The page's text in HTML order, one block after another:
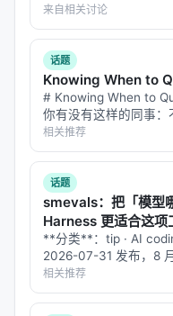
个学开车的学生。教练
盘、有后视镜——他能
么"给信…
来自相关讨论
话题
Knowing When to
# Knowing When to
你有没有这样的同事：
来的时候就开始编——
全是错的，逻辑链看
在的 L…
相关推荐
话题
smevals：把「模型
Harness 更适合这项
**分类**：tip · AI
2026-07-31 发布，8
Simon Willison 与
相关推荐